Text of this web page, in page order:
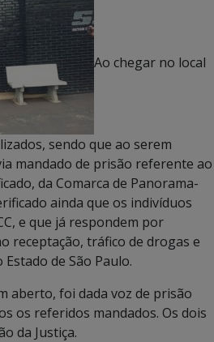
Ao chegar no local
sendo que ao serem
mandado de prisão referente ao
da Comarca de Panorama-
ainda que os indivíduos
e que já respondem por
receptação, tráfico de drogas e
de São Paulo.
aberto, foi dada voz de prisão
os referidos mandados. Os dois
da Justiça.